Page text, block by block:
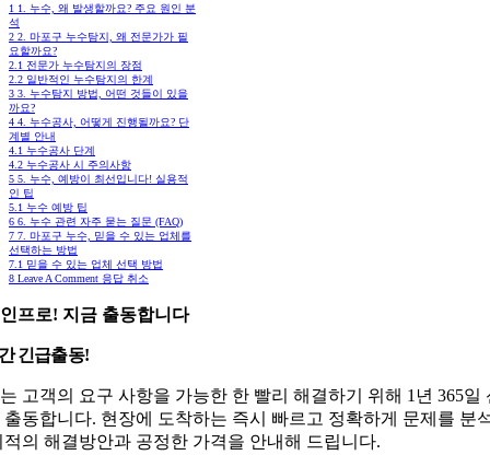
1 1. 누수, 왜 발생할까요? 주요 원인 분
석
2 2. 마포구 누수탐지, 왜 전문가가 필
요할까요?
2.1 전문가 누수탐지의 장점
2.2 일반적인 누수탐지의 한계
3 3. 누수탐지 방법, 어떤 것들이 있을
까요?
4 4. 누수공사, 어떻게 진행될까요? 단
계별 안내
4.1 누수공사 단계
4.2 누수공사 시 주의사항
5 5. 누수, 예방이 최선입니다! 실용적
인 팁
5.1 누수 예방 팁
6 6. 누수 관련 자주 묻는 질문 (FAQ)
7 7. 마포구 누수, 믿을 수 있는 업체를
선택하는 방법
7.1 믿을 수 있는 업체 선택 방법
8 Leave A Comment 응답 취소
프로! 지금 출동합니다
긴급출동!
고객의 요구 사항을 가능한 한 빨리 해결하기 위해 1년 365일
출동합니다. 현장에 도착하는 즉시 빠르고 정확하게 문제를 분
적의 해결방안과 공정한 가격을 안내해 드립니다.